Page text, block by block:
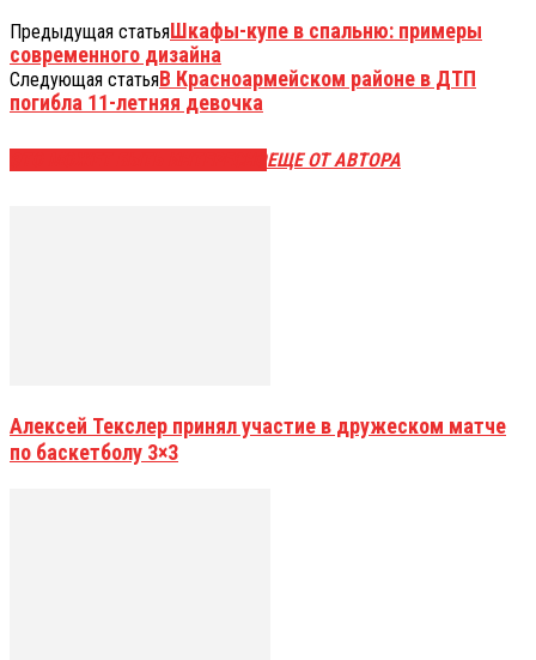
Предыдущая статьяШкафы-купе в спальню: примеры
современного дизайна
Следующая статьяВ Красноармейском районе в ДТП
погибла 11-летняя девочка
ЕЩЕ ОТ АВТОРА
Алексей Текслер принял участие в дружеском матче
по баскетболу 3×3